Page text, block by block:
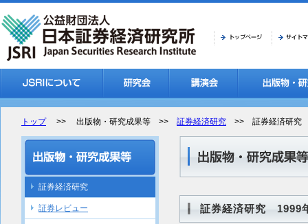
トップ>> 出版物・研究成果等 >> 証券経済研究 >> 証券経済研究
証券経済研究 1999
証券経済研究
証券レビュー